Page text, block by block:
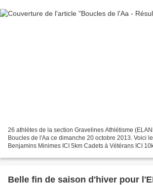
26 athlètes de la section Gravelines Athlétisme
Boucles de l'Aa ce dimanche 20 octobre 2013. Voici
Benjamins Minimes ICI 5km Cadets à Vétérans ICI
Belle fin de saison d'hiver pour